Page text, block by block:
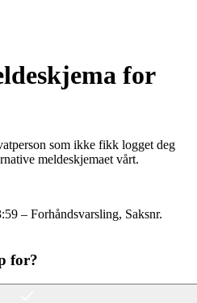
for
som ikke fikk logget deg
meldeskjemaet vårt.
– Forhåndsvarsling, Saksnr.
for?